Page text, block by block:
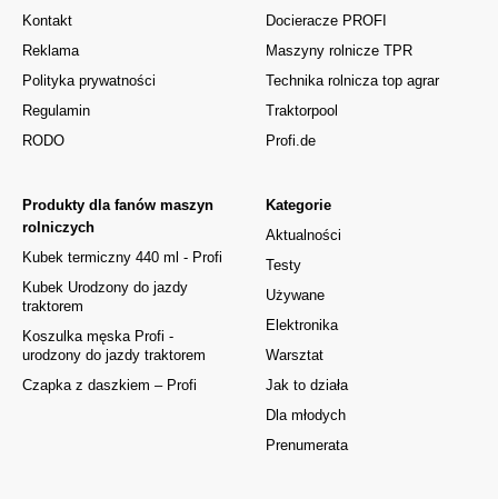
Kontakt
Reklama
Polityka prywatności
Regulamin
RODO
Kategorie
Aktualności
Testy
Używane
Elektronika
Warsztat
Jak to działa
Dla młodych
Prenumerata
Produkty dla fanów maszyn
rolniczych
Kubek termiczny 440 ml - Profi
Kubek Urodzony do jazdy
traktorem
Koszulka męska Profi -
urodzony do jazdy traktorem
Czapka z daszkiem – Profi
Docieracze PROFI
Maszyny rolnicze TPR
Technika rolnicza top agrar
Traktorpool
Profi.de